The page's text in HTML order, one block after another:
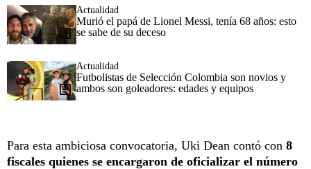
Actualidad
Murió el papá de Lionel Messi, tenía 68 años: esto
se sabe de su deceso
Actualidad
Futbolistas de Selección Colombia son novios y
ambos son goleadores: edades y equipos
Para esta ambiciosa convocatoria, Uki Dean contó con 8
fiscales quienes se encargaron de oficializar el número